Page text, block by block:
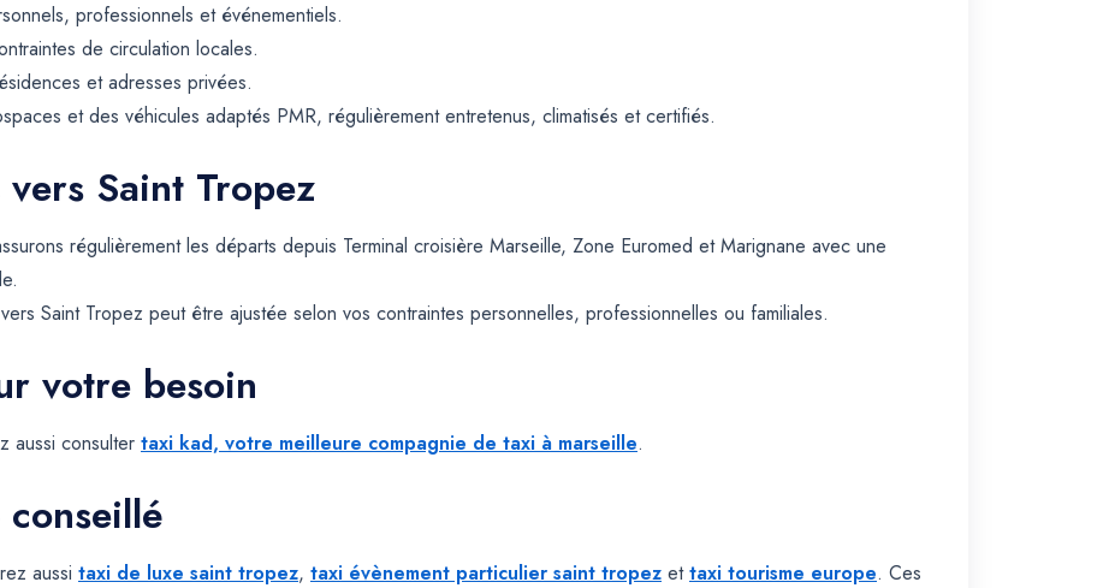
professionnels et événementiels.
de circulation locales.
et adresses privées.
et des véhicules adaptés PMR, régulièrement entretenus, climatisés et certifiés.
Saint Tropez
régulièrement les départs depuis Terminal croisière Marseille, Zone Euromed et Marignane avec une
Saint Tropez peut être ajustée selon vos contraintes personnelles, professionnelles ou familiales.
votre besoin
aussi consulter taxi kad, votre meilleure compagnie de taxi à marseille.
aussi taxi de luxe saint tropez, taxi évènement particulier saint tropez ettaxi tourisme europe. Ces